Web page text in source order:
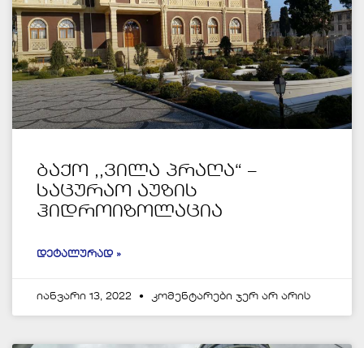
ბაქო ,,ვილა პრაღა“ –
საცურაო აუზის
ჰიდროიზოლაცია
ᲓᲔᲢᲐᲚᲣᲠᲐᲓ »
იანვარი 13, 2022 კომენტარები ჯერ არ არის